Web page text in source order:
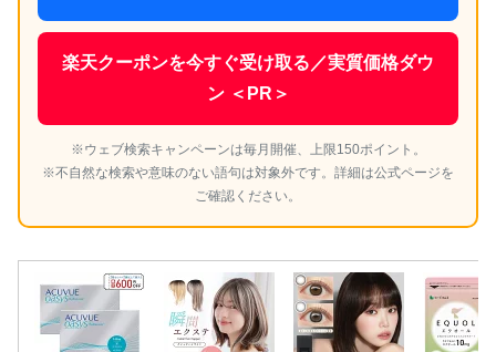
楽天クーポンを今すぐ受け取る／実質価格ダウ
ン ＜PR＞
※ウェブ検索キャンペーンは毎月開催、上限150ポイント。
※不自然な検索や意味のない語句は対象外です。詳細は公式ページを
ご確認ください。